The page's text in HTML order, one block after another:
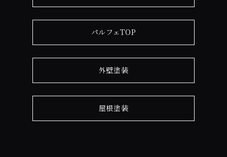
パルフェTOP
外壁塗装
屋根塗装